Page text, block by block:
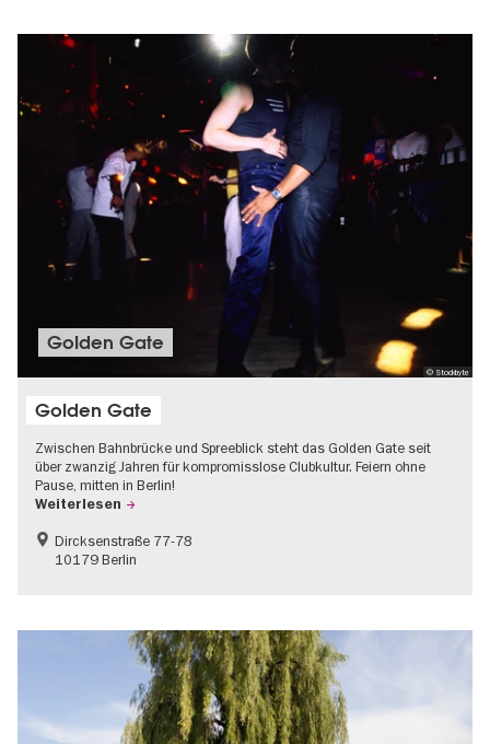
© Stockbyte
Golden Gate
Golden Gate
Zwischen Bahnbrücke und Spreeblick steht das Golden Gate seit
über zwanzig Jahren für kompromisslose Clubkultur. Feiern ohne
Pause, mitten in Berlin!
Weiterlesen
Dircksenstraße 77-78
10179 Berlin